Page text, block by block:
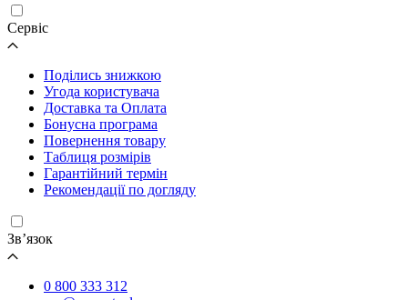
Cервіс
Поділись знижкою
Угода користувача
Доставка та Оплата
Бонусна програма
Повернення товару
Таблиця розмірів
Гарантійний термін
Рекомендації по догляду
Зв’язок
0 800 333 312